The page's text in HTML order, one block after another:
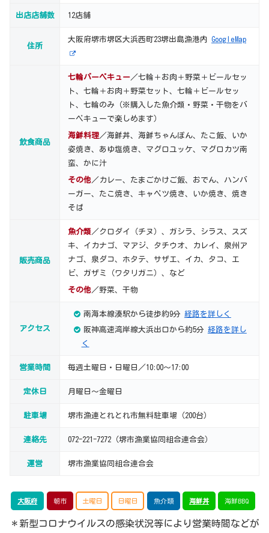
出店店舗数 12店舗
住所
大阪府堺市堺区大浜西町23堺出島漁港内 GoogleMap
飲食商品
七輪バーベキュー／七輪＋お肉＋野菜＋ビールセッ
ト、七輪＋お肉＋野菜セット、七輪＋ビールセッ
ト、七輪のみ（※購入した魚介類・野菜・干物をバ
ーベキューで楽しめます）
海鮮料理／海鮮丼、海鮮ちゃんぽん、たこ飯、いか
姿焼き、あゆ塩焼き、マグロユッケ、マグロカツ南
蛮、かに汁
その他／カレー、たまごかけご飯、おでん、ハンバ
ーガー、たこ焼き、キャベツ焼き、いか焼き、焼き
そば
販売商品
魚介類 ／クロダイ（チヌ）、ガシラ、シラス、スズ
キ、イカナゴ、マアジ、タチウオ、カレイ、泉州ア
ナゴ、泉ダコ、ホタテ、サザエ、イカ、タコ、エ
ビ、ガザミ（ワタリガニ）、など
その他／野菜、干物
アクセス
南海本線湊駅から徒歩約9分 経路を詳しく
阪神高速湾岸線大浜出口から約5分 経路を詳し
く
営業時間 毎週土曜日・日曜日／10:00～17:00
定休日 月曜日～金曜日
駐車場 堺市漁連とれとれ市無料駐車場（200台）
連絡先 072-221-7272（堺市漁業協同組合連合会）
運営 堺市漁業協同組合連合会
大阪府 朝市 土曜日 日曜日 魚介類 海鮮丼 海鮮BBQ
＊新型コロナウイルスの感染状況等により営業時間などが